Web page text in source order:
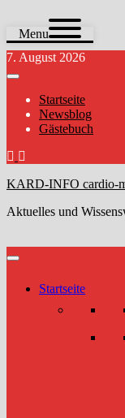
Menu
Zum
Inhalt
7. August 2026
Startseite
Newsblog
Gästebuch
KARD-INFO cardio-
Aktuelles und
Startseite